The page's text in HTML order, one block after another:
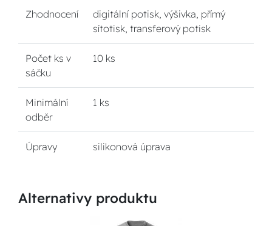
Zhodnocení
digitální potisk, výšivka, přímý
sítotisk, transferový potisk
Počet ks v
sáčku
10 ks
Minimální
odběr
1 ks
Úpravy silikonová úprava
Alternativy produktu